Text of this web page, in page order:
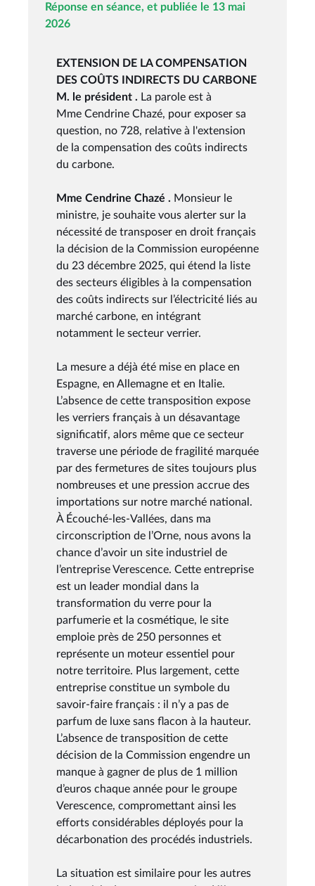
Réponse en séance, et publiée le 13 mai
2026
EXTENSION DE LA COMPENSATION
DES COÛTS INDIRECTS DU CARBONE
M. le président . La parole est à
Mme Cendrine Chazé, pour exposer sa
question, no 728, relative à l'extension
de la compensation des coûts indirects
du carbone.
Mme Cendrine Chazé . Monsieur le
ministre, je souhaite vous alerter sur la
nécessité de transposer en droit français
la décision de la Commission européenne
du 23 décembre 2025, qui étend la liste
des secteurs éligibles à la compensation
des coûts indirects sur l’électricité liés au
marché carbone, en intégrant
notamment le secteur verrier.
La mesure a déjà été mise en place en
Espagne, en Allemagne et en Italie.
L’absence de cette transposition expose
les verriers français à un désavantage
significatif, alors même que ce secteur
traverse une période de fragilité marquée
par des fermetures de sites toujours plus
nombreuses et une pression accrue des
importations sur notre marché national.
À Écouché-les-Vallées, dans ma
circonscription de l’Orne, nous avons la
chance d’avoir un site industriel de
l’entreprise Verescence. Cette entreprise
est un leader mondial dans la
transformation du verre pour la
parfumerie et la cosmétique, le site
emploie près de 250 personnes et
représente un moteur essentiel pour
notre territoire. Plus largement, cette
entreprise constitue un symbole du
savoir-faire français : il n’y a pas de
parfum de luxe sans flacon à la hauteur.
L’absence de transposition de cette
décision de la Commission engendre un
manque à gagner de plus de 1 million
d’euros chaque année pour le groupe
Verescence, compromettant ainsi les
efforts considérables déployés pour la
décarbonation des procédés industriels.
La situation est similaire pour les autres